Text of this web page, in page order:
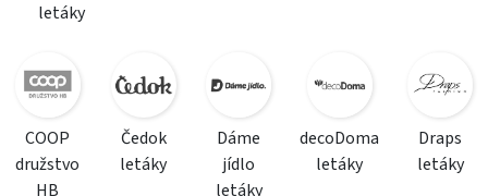
letáky
COOP
družstvo
HB
Čedok
letáky
Dáme
jídlo
letáky
decoDoma
letáky
Draps
letáky